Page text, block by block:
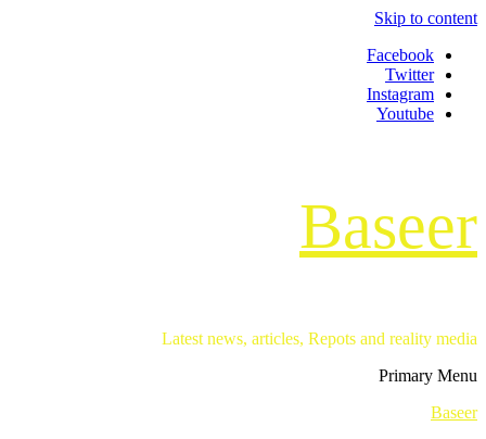
Skip to content
Facebook
Twitter
Instagram
Youtube
Baseer
Latest news, articles, Repots and reality media
Primary Menu
Baseer